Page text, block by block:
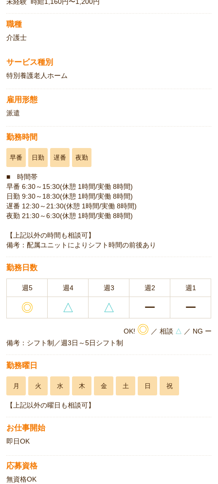
未経験 時給1,160円〜1,200円
職種
介護士
サービス種別
特別養護老人ホーム
雇用形態
派遣
勤務時間
早番 日勤 遅番 夜勤
■ 時間帯
早番 6:30～15:30(休憩 1時間/実働 8時間)
日勤 9:30～18:30(休憩 1時間/実働 8時間)
遅番 12:30～21:30(休憩 1時間/実働 8時間)
夜勤 21:30～6:30(休憩 1時間/実働 8時間)
【上記以外の時間も相談可】
備考：配属ユニットによりシフト時間の前後あり
勤務日数
週5 週4 週3 週2 週1
◎ △ △ ー ー
OK! ◎ ／ 相談 △ ／ NG ー
備考：シフト制／週3日～5日シフト制
勤務曜日
月 火 水 木 金 土 日 祝
【上記以外の曜日も相談可】
お仕事開始
即日OK
応募資格
無資格OK